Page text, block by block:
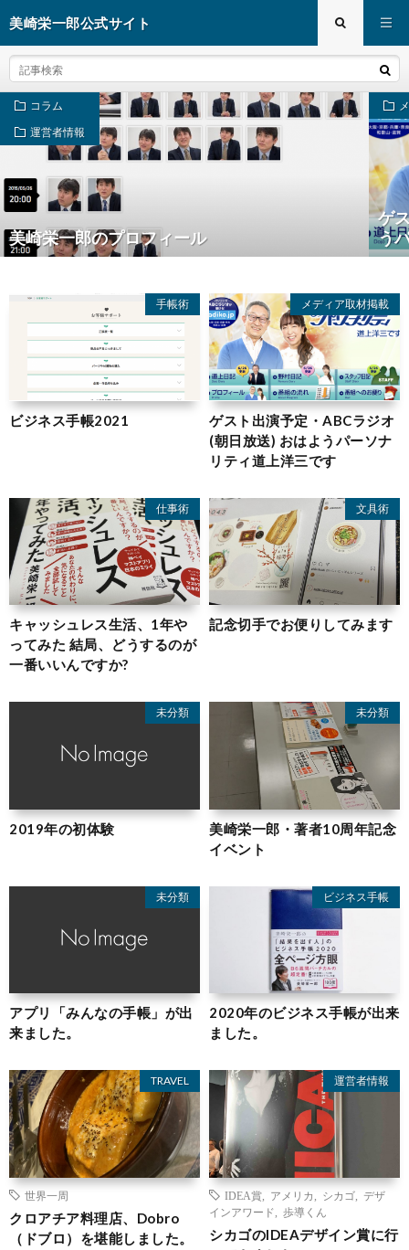
美崎栄一郎公式サイト
コラム
運営者情報
美崎栄一郎のプロフィール
ゲ
う
手帳術
ビジネス手帳2021
メディア取材掲載
ゲスト出演予定・ABCラジオ
(朝日放送) おはようパーソナ
リティ道上洋三です
仕事術
キャッシュレス生活、1年や
ってみた 結局、どうするのが
一番いいんですか?
文具術
記念切手でお便りしてみます
未分類
2019年の初体験
未分類
美崎栄一郎・著者10周年記念
イベント
未分類
アプリ「みんなの手帳」が出
来ました。
ビジネス手帳
2020年のビジネス手帳が出来
ました。
TRAVEL
世界一周
クロアチア料理店、Dobro
（ドブロ）を堪能しました。
運営者情報
IDEA賞 アメリカ シカゴ
デザ
インアワード
歩導くん
シカゴのIDEAデザイン賞に行